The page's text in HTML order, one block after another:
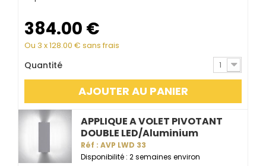
384.00 €
Ou 3 x128.00 € sans frais
Quantité 1
AJOUTER AU PANIER
APPLIQUE A VOLET PIVOTANT
DOUBLE LED/Aluminium
Réf : AVP LWD 33
Disponibilité : 2 semaines environ